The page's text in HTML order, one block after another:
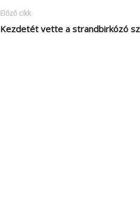
Előző cikk
Kezdetét vette a strandbirkózó